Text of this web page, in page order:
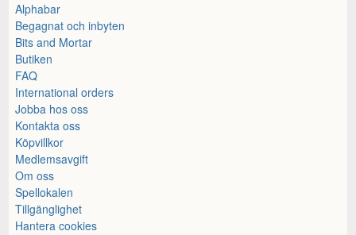
Alphabar
Begagnat och inbyten
Bits and Mortar
Butiken
FAQ
International orders
Jobba hos oss
Kontakta oss
Köpvillkor
Medlemsavgift
Om oss
Spellokalen
Tillgänglighet
Hantera cookies